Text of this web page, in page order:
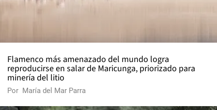
Flamenco más amenazado del mundo logra
reproducirse en salar de Maricunga, priorizado para
minería del litio
Por María del Mar Parra